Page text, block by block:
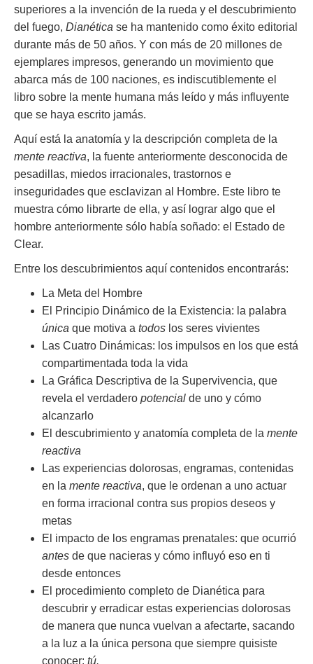
superiores a la invención de la rueda y el descubrimiento
del fuego, Dianética se ha mantenido como éxito editorial
durante más de 50 años. Y con más de 20 millones de
ejemplares impresos, generando un movimiento que
abarca más de 100 naciones, es indiscutiblemente el
libro sobre la mente humana más leído y más influyente
que se haya escrito jamás.
Aquí está la anatomía y la descripción completa de la
mente reactiva, la fuente anteriormente desconocida de
pesadillas, miedos irracionales, trastornos e
inseguridades que esclavizan al Hombre. Este libro te
muestra cómo librarte de ella, y así lograr algo que el
hombre anteriormente sólo había soñado: el Estado de
Clear.
Entre los descubrimientos aquí contenidos encontrarás:
La Meta del Hombre
El Principio Dinámico de la Existencia: la palabra
única que motiva a todos los seres vivientes
Las Cuatro Dinámicas: los impulsos en los que está
compartimentada toda la vida
La Gráfica Descriptiva de la Supervivencia, que
revela el verdadero potencial de uno y cómo
alcanzarlo
El descubrimiento y anatomía completa de la mente
reactiva
Las experiencias dolorosas, engramas, contenidas
en la mente reactiva, que le ordenan a uno actuar
en forma irracional contra sus propios deseos y
metas
El impacto de los engramas prenatales: que ocurrió
antes de que nacieras y cómo influyó eso en ti
desde entonces
El procedimiento completo de Dianética para
descubrir y erradicar estas experiencias dolorosas
de manera que nunca vuelvan a afectarte, sacando
a la luz a la única persona que siempre quisiste
conocer: tú.